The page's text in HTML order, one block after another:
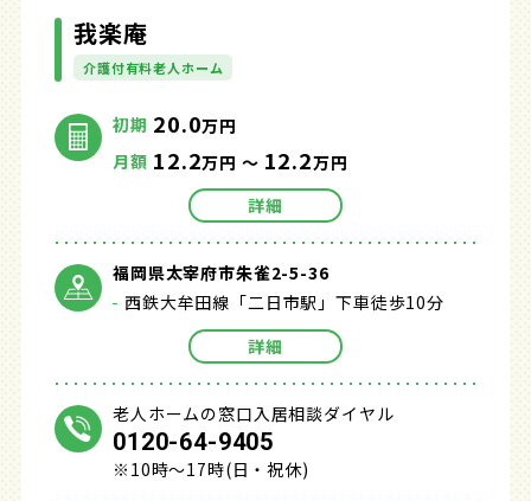
我楽庵
介護付有料老人ホーム
初期 20.0万円
月額 12.2万円 ～ 12.2万円
詳細
福岡県太宰府市朱雀2-5-36
西鉄大牟田線「二日市駅」下車徒歩10分
詳細
老人ホームの窓口入居相談ダイヤル
0120-64-9405
※10時～17時(日・祝休)